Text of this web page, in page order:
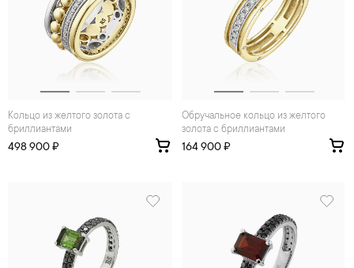
Кольцо из желтого золота с
бриллиантами
498 900 ₽
Обручальное кольцо из желтого
золота с бриллиантами
164 900 ₽